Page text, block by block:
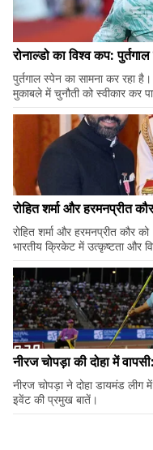
रोनाल्डो का विश्व कप:
पुर्तगाल स्पेन का सामना कर रहा
मुकाबले में चुनौती को स्वीकार कर
रोहित शर्मा और हरमनप्रीत
रोहित शर्मा और हरमनप्रीत कौर
भारतीय क्रिकेट में उत्कृष्टता और
नीरज चोपड़ा की दोहा में
नीरज चोपड़ा ने दोहा डायमंड लीग
इवेंट की प्रमुख बातें।